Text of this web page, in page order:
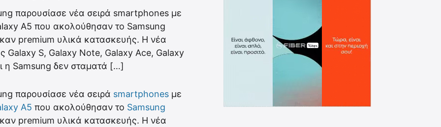
παρουσίασε νέα σειρά smartphones με
A5 που ακολούθησαν το Samsung
premium υλικά κατασκευής. H νέα
Galaxy S, Galaxy Note, Galaxy Ace, Galaxy
η Samsung δεν σταματά […]
παρουσίασε νέα σειρά smartphones με
A5 που ακολούθησαν το Samsung
premium υλικά κατασκευής. H νέα